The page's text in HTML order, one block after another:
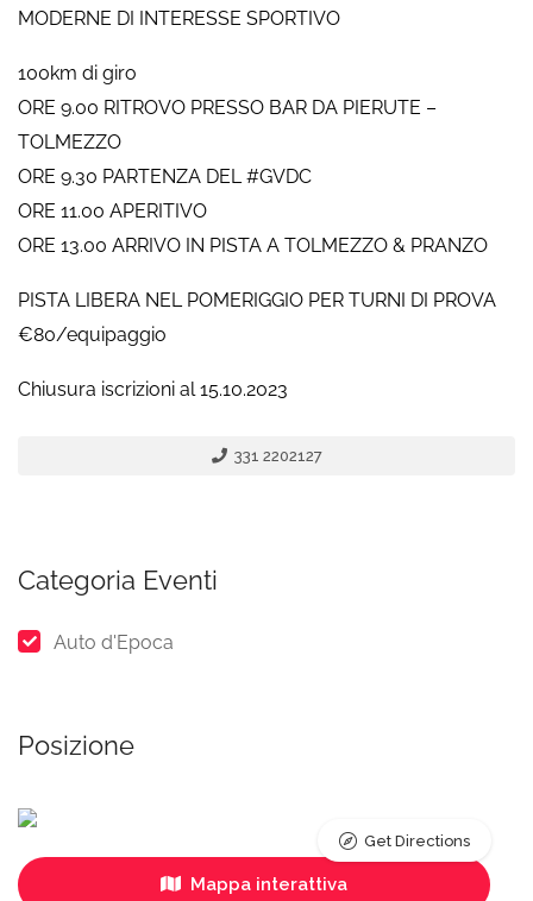
MODERNE DI INTERESSE SPORTIVO
100km di giro
ORE 9.00 RITROVO PRESSO BAR DA PIERUTE –
TOLMEZZO
ORE 9.30 PARTENZA DEL #GVDC
ORE 11.00 APERITIVO
ORE 13.00 ARRIVO IN PISTA A TOLMEZZO & PRANZO
PISTA LIBERA NEL POMERIGGIO PER TURNI DI PROVA
€80/equipaggio
Chiusura iscrizioni al 15.10.2023
331 2202127
Categoria Eventi
Auto d'Epoca
Posizione
Mappa interattiva
Get Directions